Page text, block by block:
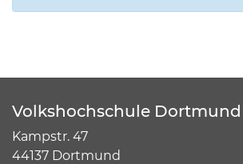
Volkshochschule Dortmund
Kampstr. 47
44137 Dortmund